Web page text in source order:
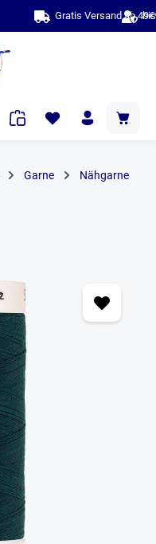
bis zu 10 Jahre Garantie &
Garne
Nähgarne